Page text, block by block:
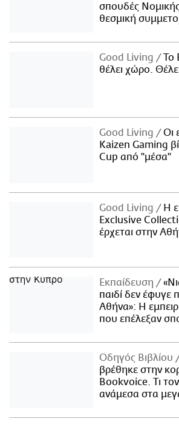
σπουδές
θεσμική
Good Living
Το
θέλει χώρο.
Good Living
Οι
Kaizen Gaming
Cup από "μέσα"
Good Living
Η
Exclusive
έρχεται στην
Εκπαίδευση
παιδί δεν έφυγε
Αθήνα»: Η
που επέλεξαν
Οδηγός Βιβλίου
βρέθηκε στην
Bookvoice. Τι
ανάμεσα στα